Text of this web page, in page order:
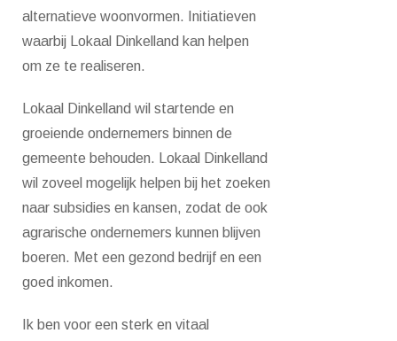
alternatieve woonvormen. Initiatieven
waarbij Lokaal Dinkelland kan helpen
om ze te realiseren.
Lokaal Dinkelland wil startende en
groeiende ondernemers binnen de
gemeente behouden. Lokaal Dinkelland
wil zoveel mogelijk helpen bij het zoeken
naar subsidies en kansen, zodat de ook
agrarische ondernemers kunnen blijven
boeren. Met een gezond bedrijf en een
goed inkomen.
Ik ben voor een sterk en vitaal